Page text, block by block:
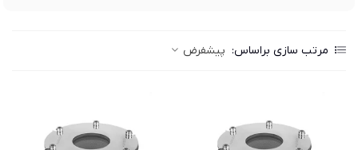
مرتب سازی براساس: پیشفرض